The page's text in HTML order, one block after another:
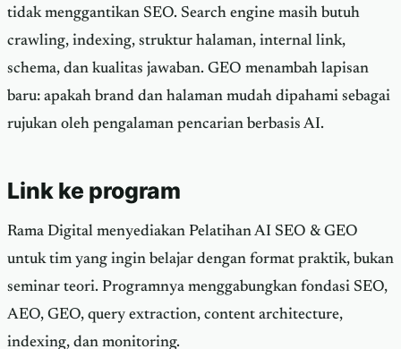
tidak menggantikan SEO. Search engine masih butuh
crawling, indexing, struktur halaman, internal link,
schema, dan kualitas jawaban. GEO menambah lapisan
baru: apakah brand dan halaman mudah dipahami sebagai
rujukan oleh pengalaman pencarian berbasis AI.
Link ke program
Rama Digital menyediakan Pelatihan AI SEO & GEO
untuk tim yang ingin belajar dengan format praktik, bukan
seminar teori. Programnya menggabungkan fondasi SEO,
AEO, GEO, query extraction, content architecture,
indexing, dan monitoring.